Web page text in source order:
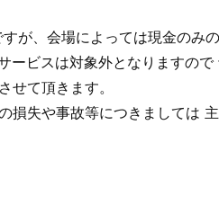
、会場によっては現金のみの
ビスは対象外となりますので
て頂きます。
失や事故等につきましては